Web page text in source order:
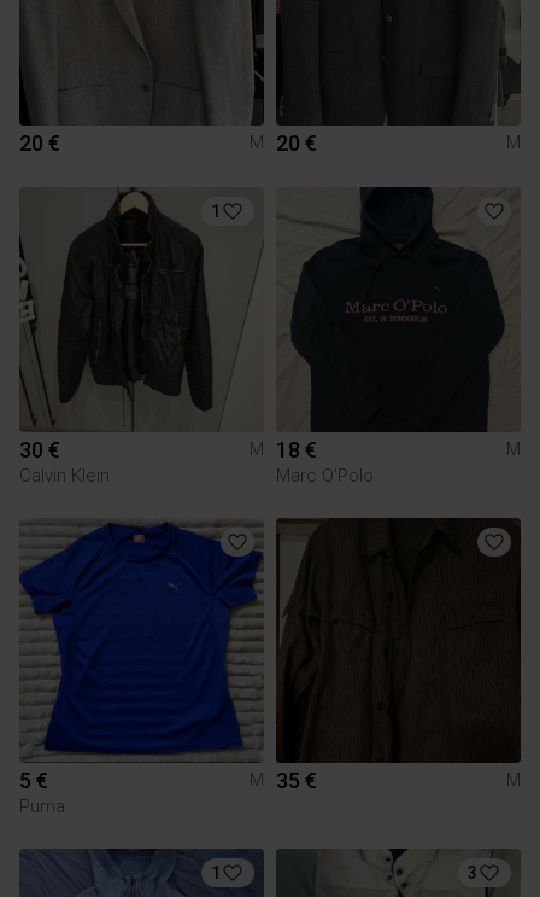
20 € M 20 € M
1
30 €
M
Calvin Klein
18 €
M
Marc O'Polo
5 €
M
Puma
35 € M
1 3